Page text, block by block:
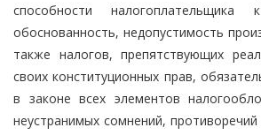
способности
обоснованность, недопустимость
также налогов, препятствующих
своих конституционных прав,
в законе всех элементов
неустранимых сомнений,